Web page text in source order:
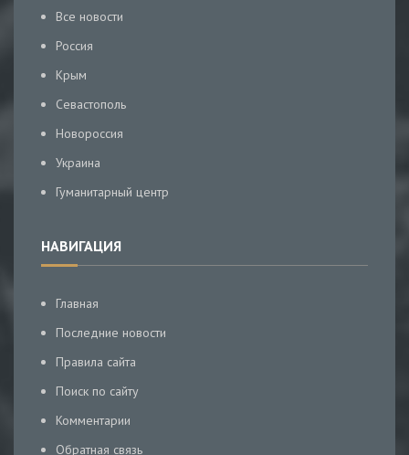
Все новости
Россия
Крым
Севастополь
Новороссия
Украина
Гуманитарный центр
НАВИГАЦИЯ
Главная
Последние новости
Правила сайта
Поиск по сайту
Комментарии
Обратная связь